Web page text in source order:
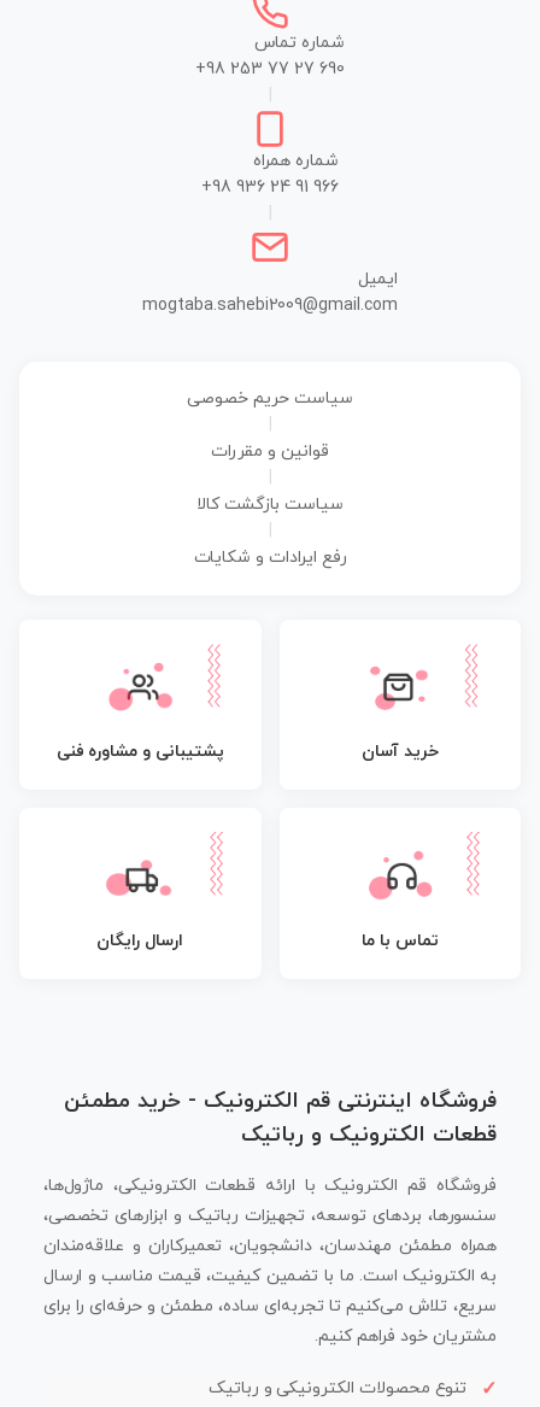
شماره تماس
+98 253 77 27 690
شماره همراه
+98 936 24 91 966
ایمیل
mogtaba.sahebi2009@gmail.com
سیاست حریم خصوصی
قوانین و مقررات
سیاست بازگشت کالا
رفع ایرادات و شکایات
خرید آسان پشتیبانی و مشاوره فنی
تماس با ما ارسال رایگان
فروشگاه اینترنتی قم الکترونیک - خرید مطمئن
قطعات الکترونیک و رباتیک
فروشگاه قم الکترونیک با ارائه قطعات الکترونیکی، ماژول‌ها،
سنسورها، بردهای توسعه، تجهیزات رباتیک و ابزارهای تخصصی،
همراه مطمئن مهندسان، دانشجویان، تعمیرکاران و علاقه‌مندان
به الکترونیک است. ما با تضمین کیفیت، قیمت مناسب و ارسال
سریع، تلاش می‌کنیم تا تجربه‌ای ساده، مطمئن و حرفه‌ای را برای
مشتریان خود فراهم کنیم.
تنوع محصولات الکترونیکی و رباتیک